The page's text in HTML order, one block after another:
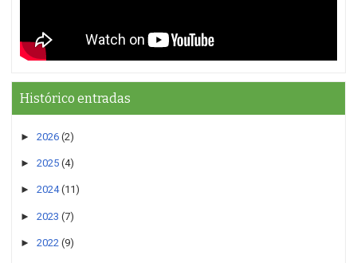
Histórico entradas
► 2026 (2)
► 2025 (4)
► 2024 (11)
► 2023 (7)
► 2022 (9)